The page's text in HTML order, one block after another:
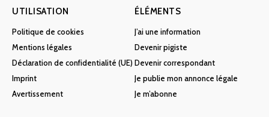
UTILISATION
Politique de cookies
Mentions légales
Déclaration de confidentialité (UE)
Imprint
Avertissement
ÉLÉMENTS
J’ai une information
Devenir pigiste
Devenir correspondant
Je publie mon annonce légale
Je m’abonne